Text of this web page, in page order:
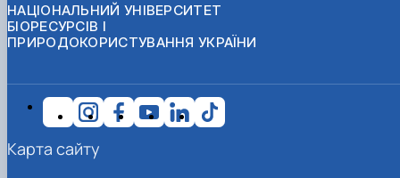
НАЦІОНАЛЬНИЙ УНІВЕРСИТЕТ
БІОРЕСУРСІВ І
ПРИРОДОКОРИСТУВАННЯ УКРАЇНИ
Карта сайту